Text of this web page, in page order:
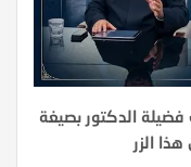
الدكتور بصيغة
الزر